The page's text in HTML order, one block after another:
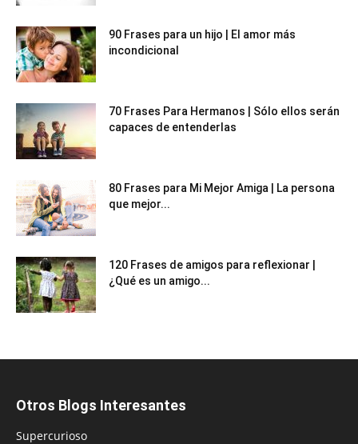
90 Frases para un hijo | El amor más
incondicional
70 Frases Para Hermanos | Sólo ellos serán
capaces de entenderlas
80 Frases para Mi Mejor Amiga | La persona
que mejor...
120 Frases de amigos para reflexionar |
¿Qué es un amigo...
Otros Blogs Interesantes
Supercurioso